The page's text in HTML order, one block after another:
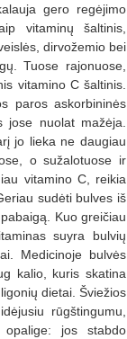
gero regėjimo
vitaminų šaltinis,
dirvožemio bei
Tuose rajonuose,
vitamino C šaltinis.
paros askorbininės
nuolat mažėja.
jo lieka ne daugiau
o sužalotuose ir
vitamino C, reikia
sudėti bulves iš
Kuo greičiau
suyra bulvių
Medicinoje bulvės
kalio, kuris skatina
dietai. Šviežios
rūgštingumu,
opalige: jos stabdo